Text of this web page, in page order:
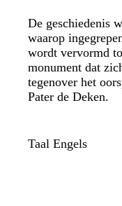
De geschiedenis
waarop
wordt vervormd
monument dat
tegenover het
Pater de Deken.
Taal Engels